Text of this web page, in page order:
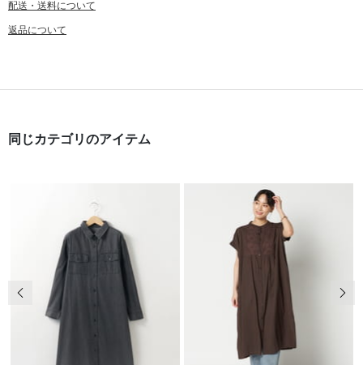
配送・送料について
返品について
同じカテゴリのアイテム
前の画像